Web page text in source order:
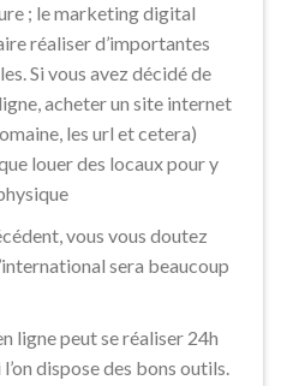
; le marketing digital
réaliser d’importantes
Si vous avez décidé de
acheter un site internet
les url et cetera)
louer des locaux pour y
vous vous doutez
sera beaucoup
ligne peut se réaliser 24h
dispose des bons outils.